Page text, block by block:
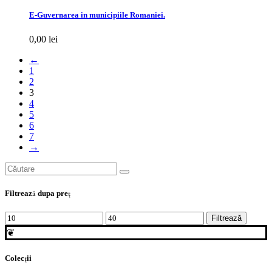
E-Guvernarea in municipiile Romaniei.
0,00 lei
←
1
2
3
4
5
6
7
→
Search
for:
Filtrează dupa preţ
Preț
minim
Preț
maxim
Filtrează
❦
Colecții